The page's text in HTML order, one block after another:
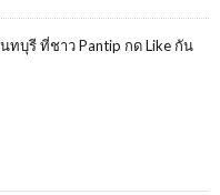
ทบุรี ที่ชาว Pantip กด Like กัน